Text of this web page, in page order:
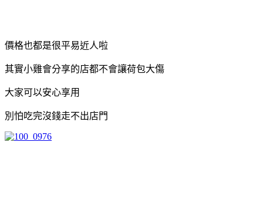
價格也都是很平易近人啦
其實小雞會分享的店都不會讓荷包大傷
大家可以安心享用
別怕吃完沒錢走不出店門